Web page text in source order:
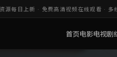
源每日上新 · 免费高清视频在线观看 · 多
首页电影电视剧